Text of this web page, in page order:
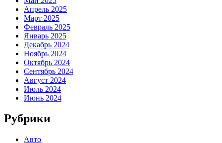
Апрель 2025
Март 2025
Февраль 2025
Январь 2025
Декабрь 2024
Ноябрь 2024
Октябрь 2024
Сентябрь 2024
Август 2024
Июль 2024
Июнь 2024
Рубрики
Авто